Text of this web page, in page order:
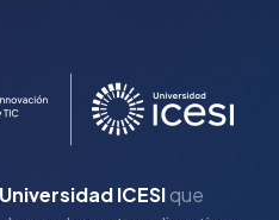
Universidad ICESIque